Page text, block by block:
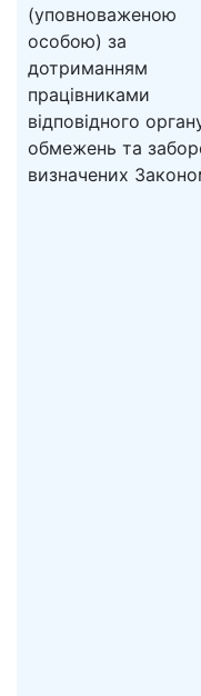
(уповноваженою
особою) за
дотриманням
працівниками
відповідного
обмежень та
визначених